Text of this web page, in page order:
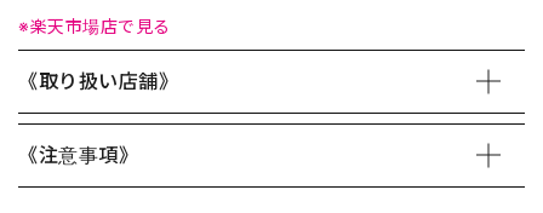
※楽天市場店で見る
《取り扱い店舗》
《注意事項》